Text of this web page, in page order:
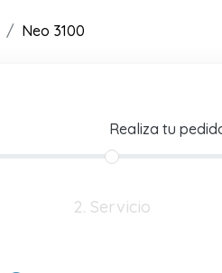
Neo 3100
Realiza tu
2. Servicio